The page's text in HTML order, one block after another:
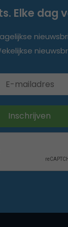
Elke dag